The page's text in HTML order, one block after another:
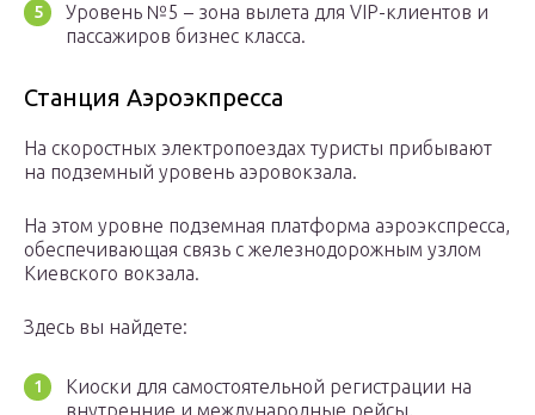
Уровень №5 – зона вылета для VIP-клиентов и
пассажиров бизнес класса.
Станция Аэроэкпресса
На скоростных электропоездах туристы прибывают
на подземный уровень аэровокзала.
На этом уровне подземная платформа аэроэкспресса,
обеспечивающая связь с железнодорожным узлом
Киевского вокзала.
Здесь вы найдете:
Киоски для самостоятельной регистрации на
внутренние и международные рейсы,